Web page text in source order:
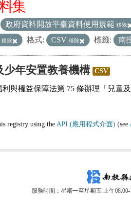
集
政府資料開放平臺資料使用規範 移除
移除 格式: CSV 移除 標籤: 南
少年安置教養機構 CSV
與權益保障法第 75 條辦理「兒童
registry using the API (應用程式介面) (see
服務時間：星期一至星期五 上午